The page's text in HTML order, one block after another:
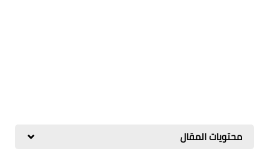
محتويات المقال